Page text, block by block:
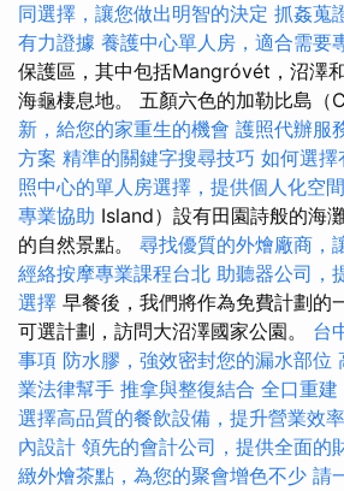
同選擇，讓您做出明智的決定 抓姦蒐
有力證據 養護中心單人房，適合需要
保護區，其中包括Mangróvét，沼澤
海龜棲息地。 五顏六色的加勒比島（
新，給您的家重生的機會 護照代辦服
方案 精準的關鍵字搜尋技巧 如何選擇
照中心的單人房選擇，提供個人化空間
專業協助 Island）設有田園詩般的海
的自然景點。 尋找優質的外燴廠商，
經絡按摩專業課程台北 助聽器公司，
選擇 早餐後，我們將作為免費計劃的
可選計劃，訪問大沼澤國家公園。 台
事項 防水膠，強效密封您的漏水部位
業法律幫手 推拿與整復結合 全口重建
選擇高品質的餐飲設備，提升營業效率
內設計 領先的會計公司，提供全面的
緻外燴茶點，為您的聚會增色不少 請